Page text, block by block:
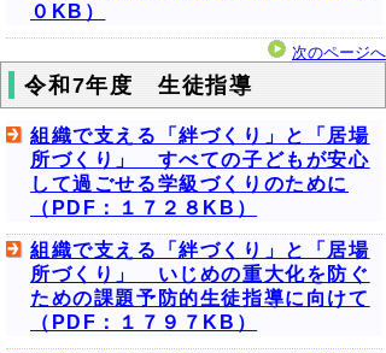
０KB）
次のページへ
令和7年度 生徒指導
組織で支える「絆づくり」と「居場
所づくり」 すべての子どもが安心
して過ごせる学級づくりのために
（PDF：１７２８KB）
組織で支える「絆づくり」と「居場
所づくり」 いじめの重大化を防ぐ
ための課題予防的生徒指導に向けて
（PDF：１７９７KB）